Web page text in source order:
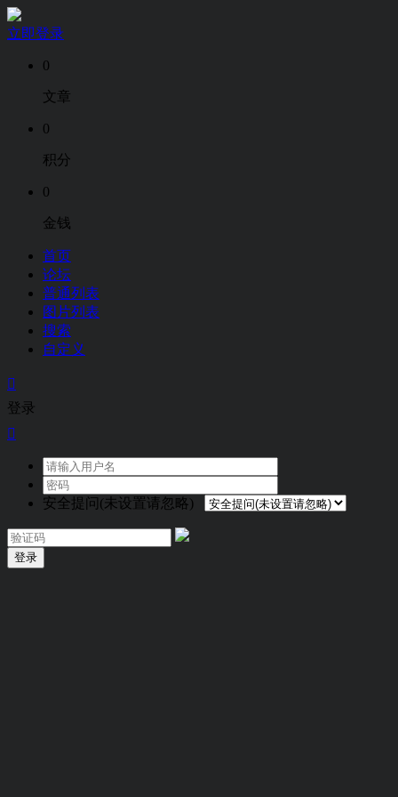
立即登录
0
文章
0
积分
0
金钱
首页
论坛
普通列表
图片列表
搜索
自定义

登录

安全提问(未设置请忽略)
登录